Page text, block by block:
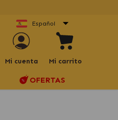
Español
Mi cuenta Mi carrito
OFERTAS